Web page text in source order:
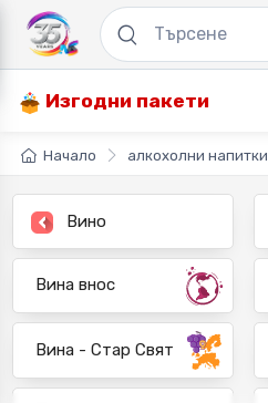
Изгодни пакети
Начало алкохолни напитки
Вино
Вина внос
Вина - Стар Свят